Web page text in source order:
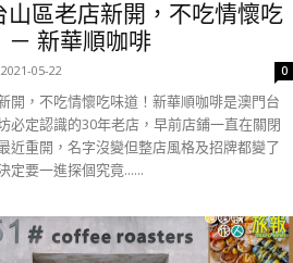
山區老店新開，不吃情懷吃
－ 新華順咖啡
2021-05-22 0
開，不吃情懷吃味道！新華順咖啡是澳門台
必定認識的30年老店，早前店鋪一直在關閉
近重開，名字沒變但整店風格及招牌都變了
定要一進探個究竟......